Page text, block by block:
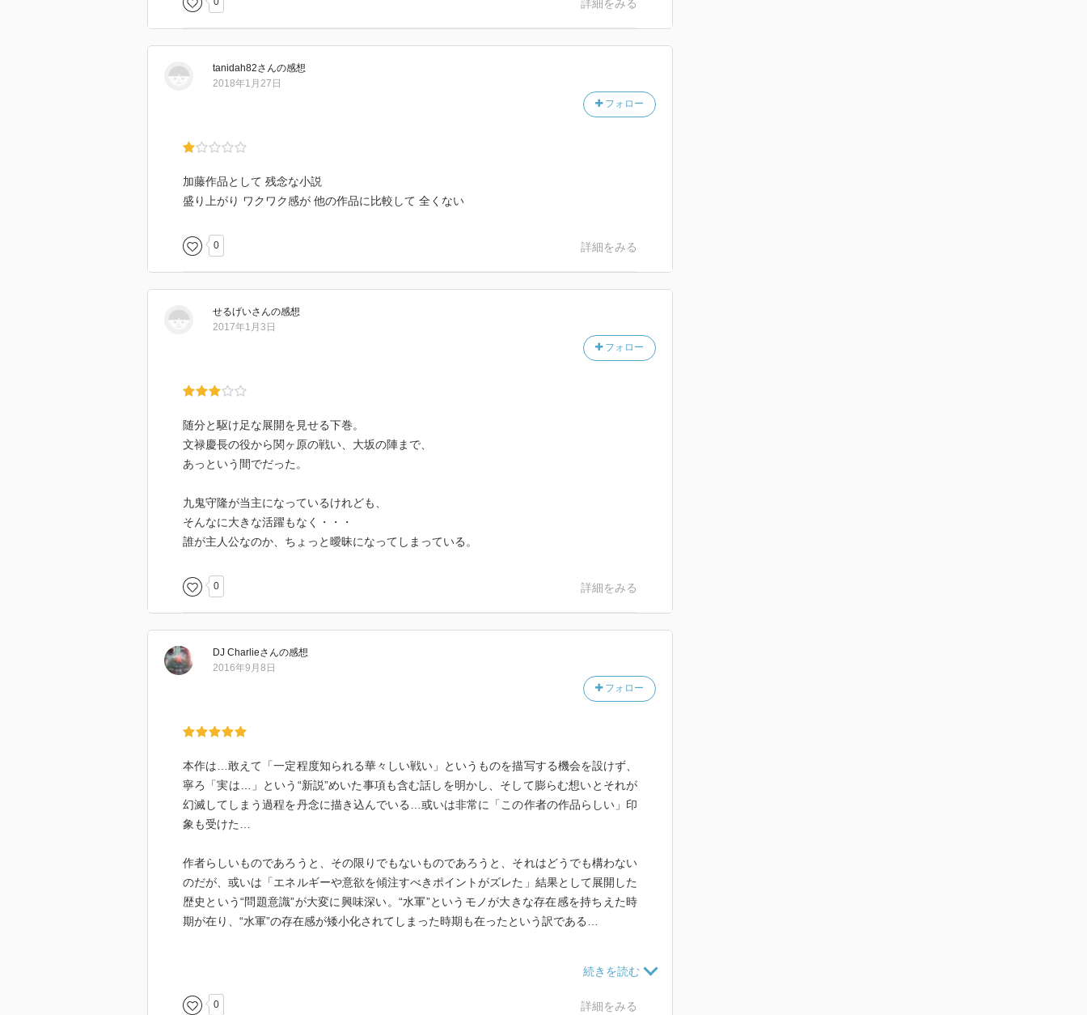
詳細をみる
tanidah82さんの感想
フォロー
2018年1月27日
加藤作品として 残念な小説
盛り上がり ワクワク感が 他の作品に比較して 全くない
0 詳細をみる
せるげいさんの感想
フォロー
2017年1月3日
随分と駆け足な展開を見せる下巻。
文禄慶長の役から関ヶ原の戦い、大坂の陣まで、
あっという間でだった。
九鬼守隆が当主になっているけれども、
そんなに大きな活躍もなく・・・
誰が主人公なのか、ちょっと曖昧になってしまっている。
0 詳細をみる
DJ Charlieさんの感想
フォロー
2016年9月8日
本作は…敢えて「一定程度知られる華々しい戦い」というものを描写する機会を設けず、
寧ろ「実は…」という“新説”めいた事項も含む話しを明かし、そして膨らむ想いとそれが
幻滅してしまう過程を丹念に描き込んでいる…或いは非常に「この作者の作品らしい」印
象も受けた…
作者らしいものであろうと、その限りでもないものであろうと、それはどうでも構わない
のだが、或いは「エネルギーや意欲を傾注すべきポイントがズレた」結果として展開した
歴史という“問題意識”が大変に興味深い。“水軍”というモノが大きな存在感を持ちえた時
期が在り、“水軍”の存在感が矮小化されてしまった時期も在ったという訳である…
一寸面白い!!守隆が膨らませた想いと、彼の幻滅というようなものを介して、「この国が
辿り得た、別な可能性」に想いを巡らせてみるのも一興なのかもしれない…
0 詳細をみる